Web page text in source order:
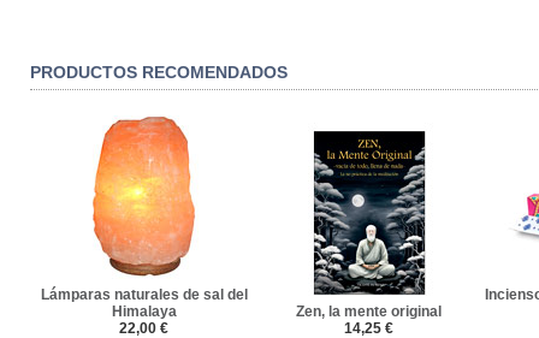
PRODUCTOS RECOMENDADOS
Lámparas naturales de sal del
Himalaya
22,00 €
Zen, la mente original
14,25 €